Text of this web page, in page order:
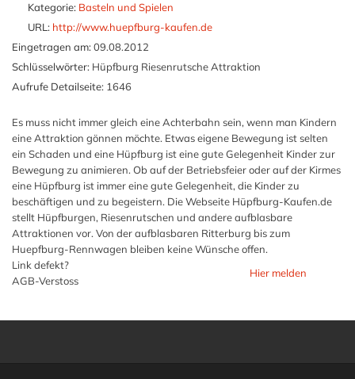
Kategorie: Basteln und Spielen
URL: http://www.huepfburg-kaufen.de
Eingetragen am: 09.08.2012
Schlüsselwörter: Hüpfburg Riesenrutsche Attraktion
Aufrufe Detailseite: 1646
Es muss nicht immer gleich eine Achterbahn sein, wenn man Kindern
eine Attraktion gönnen möchte. Etwas eigene Bewegung ist selten
ein Schaden und eine Hüpfburg ist eine gute Gelegenheit Kinder zur
Bewegung zu animieren. Ob auf der Betriebsfeier oder auf der Kirmes
eine Hüpfburg ist immer eine gute Gelegenheit, die Kinder zu
beschäftigen und zu begeistern. Die Webseite Hüpfburg-Kaufen.de
stellt Hüpfburgen, Riesenrutschen und andere aufblasbare
Attraktionen vor. Von der aufblasbaren Ritterburg bis zum
Huepfburg-Rennwagen bleiben keine Wünsche offen.
Link defekt?
AGB-Verstoss
Hier melden